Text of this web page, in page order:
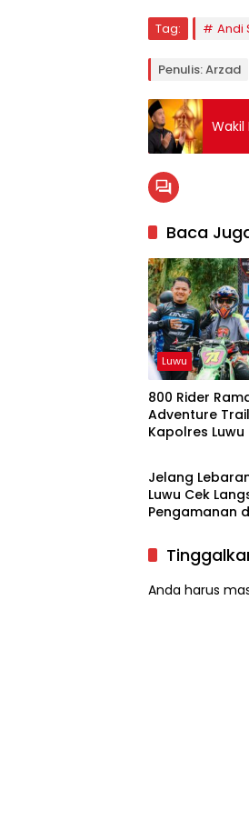
Tag: Andi
Penulis: Arzad
Wakil
Baca
Luwu
800 Rider
Adventure
Kapolres
Luwu
Jelang
Luwu Cek
Pengamanan
Anda harus